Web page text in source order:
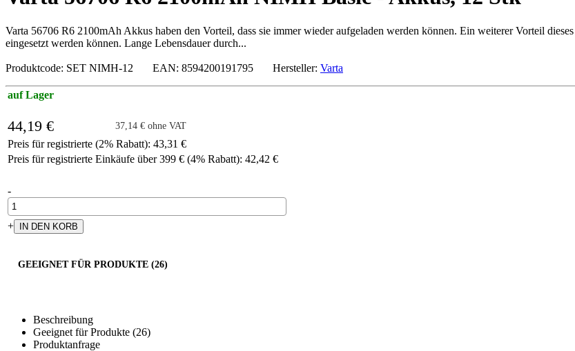
Varta 56706 R6 2100mAh Akkus haben den Vorteil, dass sie immer wieder aufgeladen werden können. Ein weiterer Vorteil
eingesetzt werden können. Lange Lebensdauer durch...
Produktcode: SET NIMH-12 EAN: 8594200191795 Hersteller: Varta
auf Lager
44,19 € 37,14 € ohne VAT
Preis für registrierte (2% Rabatt): 43,31 €
Preis für registrierte Einkäufe über 399 € (4% Rabatt): 42,42 €
-
+
GEEIGNET FÜR PRODUKTE (26)
Beschreibung
Geeignet für Produkte (26)
Produktanfrage